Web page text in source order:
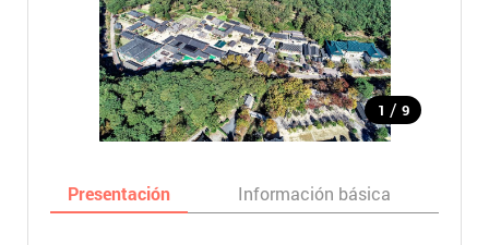
1 / 9
Presentación Información básica